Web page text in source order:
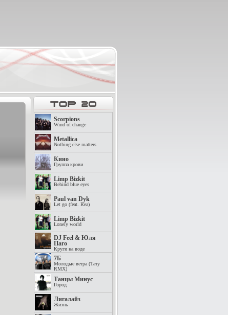
Scorpions
Wind of change
Metallica
Nothing else matters
Кино
Группа крови
Limp Bizkit
Behind blue eyes
Paul van Dyk
Let go (feat. Rea)
Limp Bizkit
Lonely world
DJ Feel & Юля
Паго
Круги на воде
7Б
Молодые ветра (Тату
RMX)
Танцы Минус
Город
Лигалайз
Жизнь